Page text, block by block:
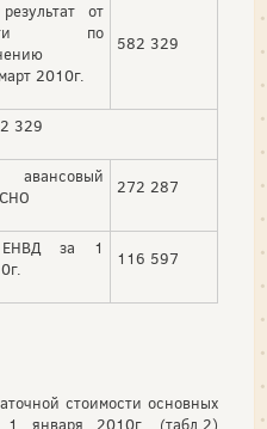
от
по
2010г.
582 329
329
272 287
ЕНВД за 1
116 597
стоимости основных
января 2010г. (табл.2)